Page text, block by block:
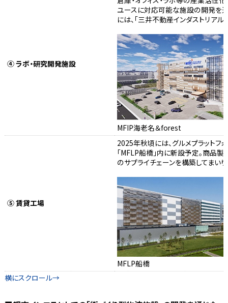
④ ラボ・研究開発施設
ユースに対応可能な施設の開発を
には、「三井不動産インダストリア
MFIP海老名＆forest
⑤ 賃貸工場
2025年秋頃には、グルメプラットフ
「MFLP船橋」内に新設予定。商品
のサプライチェーンを構築してまいり
MFLP船橋